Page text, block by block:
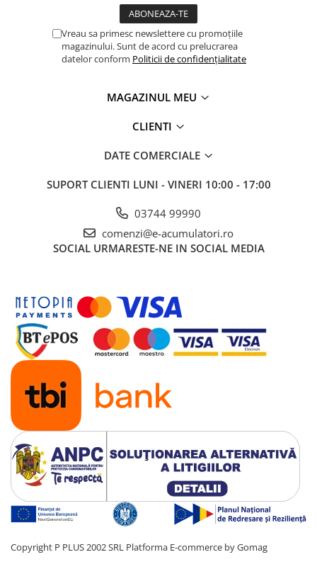
Vreau sa primesc newslettere cu promoțiile
magazinului. Sunt de acord cu prelucrarea
datelor conform Politicii de confidențialitate
MAGAZINUL MEU
CLIENTI
DATE COMERCIALE
SUPORT CLIENTI LUNI - VINERI 10:00 - 17:00
03744 99990
comenzi@e-acumulatori.ro
SOCIAL URMARESTE-NE IN SOCIAL MEDIA
Copyright P PLUS 2002 SRL Platforma E-commerce by Gomag